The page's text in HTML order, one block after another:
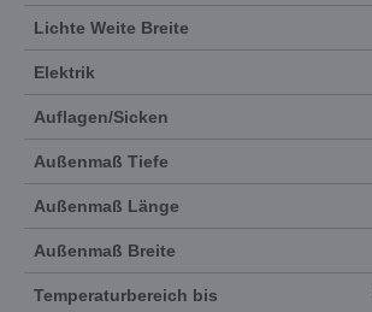
Lichte Weite Breite
Elektrik
Auflagen/Sicken
Außenmaß Tiefe
Außenmaß Länge
Außenmaß Breite
Temperaturbereich bis